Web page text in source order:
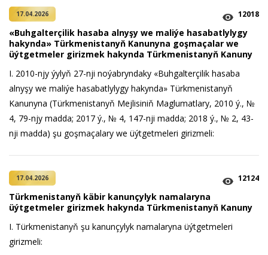
17.04.2026 12018
«Buhgalterçilik hasaba alnyşy we maliýe hasabatlylygy
hakynda» Türkmenistanyň Kanunyna goşmaçalar we
üýtgetmeler girizmek hakynda Türkmenistanyň Kanuny
I. 2010-njy ýylyň 27-nji noýabryndaky «Buhgalterçilik hasaba
alnyşy we maliýe hasabatlylygy hakynda» Türkmenistanyň
Kanunyna (Türkmenistanyň Mejlisiniň Maglumatlary, 2010 ý., №
4, 79-njy madda; 2017 ý., № 4, 147-nji madda; 2018 ý., № 2, 43-
nji madda) şu goşmaçalary we üýtgetmeleri girizmeli:
17.04.2026 12124
Türkmenistanyň käbir kanunçylyk namalaryna
üýtgetmeler girizmek hakynda Türkmenistanyň Kanuny
I. Türkmenistanyň şu kanunçylyk namalaryna üýtgetmeleri
girizmeli: